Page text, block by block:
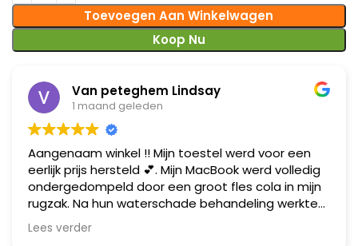
Toevoegen Aan Winkelwagen
Koop Nu
Van peteghem Lindsay
1 maand geleden
Aangenaam winkel !! Mijn toestel werd voor een
eerlijk prijs hersteld 💕. Mijn MacBook werd volledig
ondergedompeld door een groot fles cola in mijn
rugzak. Na hun waterschade behandeling werkte
mijn toestel zoals het moet ! Al mijn data heb ik
gelukkig terug gerecupereerd !! Mij zien ze zeker
Lees verder